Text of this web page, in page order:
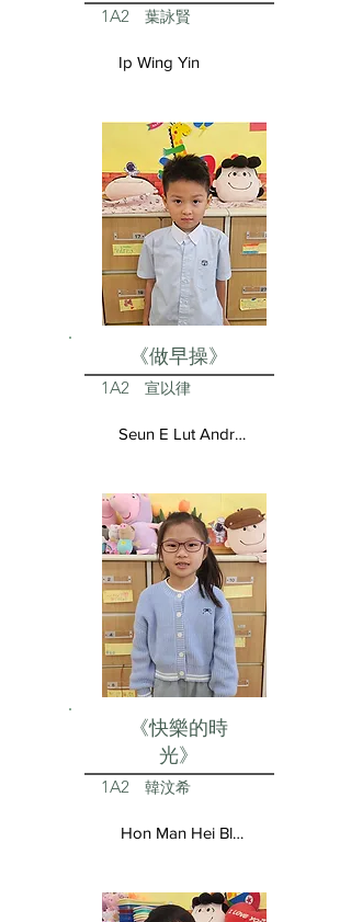
1A2 葉詠賢
Ip Wing Yin
《做早操》
1A2 宣以律
Seun E Lut Andrea
《快樂的時
光》
1A2 韓汶希
Hon Man Hei Blair